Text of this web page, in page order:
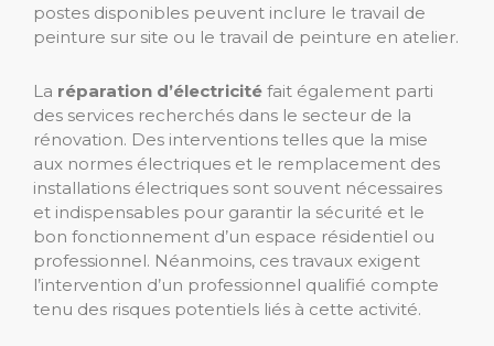
postes disponibles peuvent inclure le travail de
peinture sur site ou le travail de peinture en atelier.
La réparation d’électricité fait également parti
des services recherchés dans le secteur de la
rénovation. Des interventions telles que la mise
aux normes électriques et le remplacement des
installations électriques sont souvent nécessaires
et indispensables pour garantir la sécurité et le
bon fonctionnement d’un espace résidentiel ou
professionnel. Néanmoins, ces travaux exigent
l’intervention d’un professionnel qualifié compte
tenu des risques potentiels liés à cette activité.